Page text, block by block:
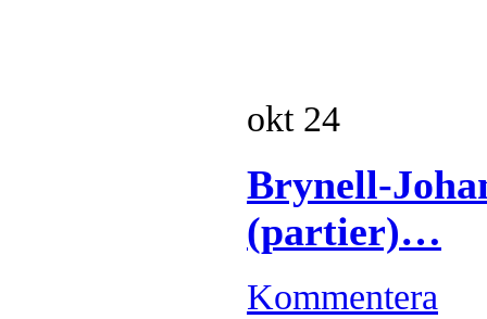
okt24
Brynell-
(partier)…
Kommentera